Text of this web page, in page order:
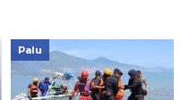
Palu